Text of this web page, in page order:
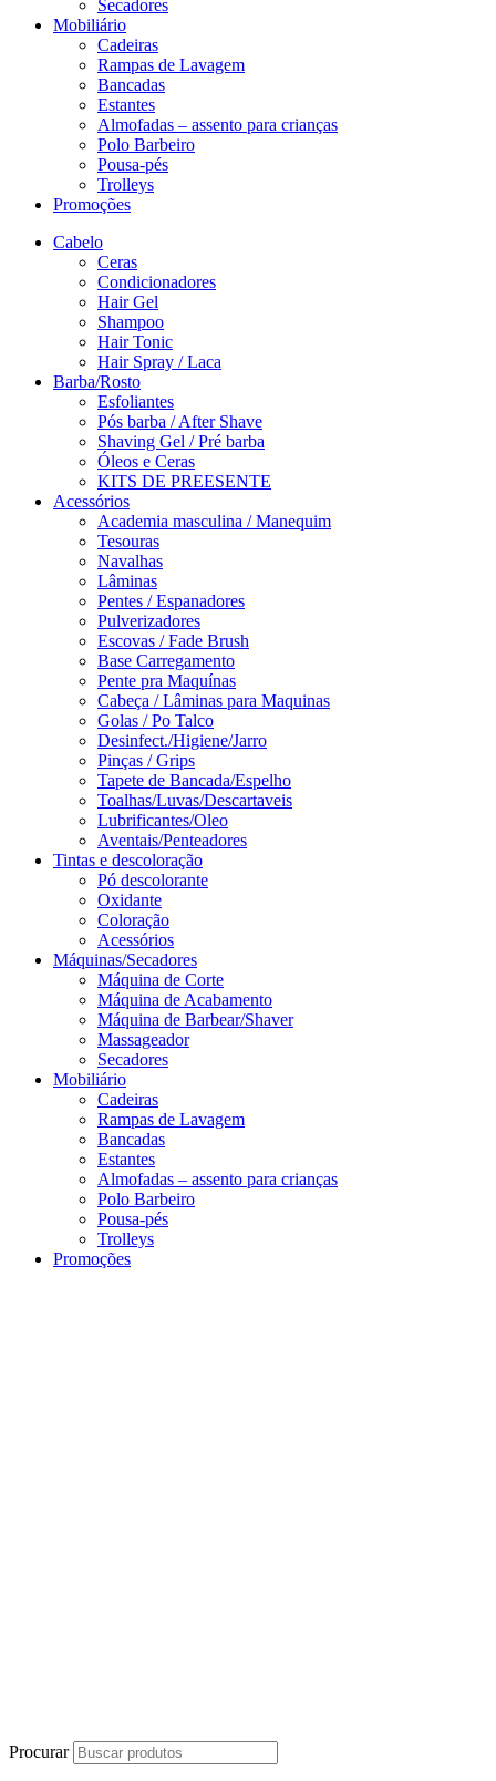
Secadores
Mobiliário
Cadeiras
Rampas de Lavagem
Bancadas
Estantes
Almofadas – assento para crianças
Polo Barbeiro
Pousa-pés
Trolleys
Promoções
Cabelo
Ceras
Condicionadores
Hair Gel
Shampoo
Hair Tonic
Hair Spray / Laca
Barba/Rosto
Esfoliantes
Pós barba / After Shave
Shaving Gel / Pré barba
Óleos e Ceras
KITS DE PREESENTE
Acessórios
Academia masculina / Manequim
Tesouras
Navalhas
Lâminas
Pentes / Espanadores
Pulverizadores
Escovas / Fade Brush
Base Carregamento
Pente pra Maquínas
Cabeça / Lâminas para Maquinas
Golas / Po Talco
Desinfect./Higiene/Jarro
Pinças / Grips
Tapete de Bancada/Espelho
Toalhas/Luvas/Descartaveis
Lubrificantes/Oleo
Aventais/Penteadores
Tintas e descoloração
Pó descolorante
Oxidante
Coloração
Acessórios
Máquinas/Secadores
Máquina de Corte
Máquina de Acabamento
Máquina de Barbear/Shaver
Massageador
Secadores
Mobiliário
Cadeiras
Rampas de Lavagem
Bancadas
Estantes
Almofadas – assento para crianças
Polo Barbeiro
Pousa-pés
Trolleys
Promoções
Procurar